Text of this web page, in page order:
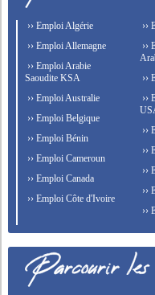
›› Emploi Algérie
›› Emploi Allemagne
›› Emploi Arabie
Saoudite KSA
›› Emploi Australie
›› Emploi Belgique
›› Emploi Bénin
›› Emploi Cameroun
›› Emploi Canada
›› Emploi Côte d'Ivoire
››
››
››
››
››
››
››
››
››